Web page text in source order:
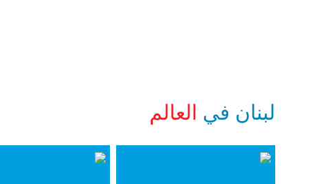
لبنان في العالم